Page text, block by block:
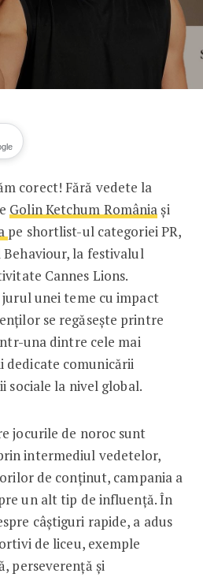
să jucăm corect!
corect! Fără vedete la
Golin Ketchum Româniași
pe shortlist-ul categoriei PR,
Behaviour, la festivalul
Cannes Lions.
unei teme cu impact
se regăsește printre
una dintre cele mai
comunicării
sociale la nivel global.
jocurile de noroc sunt
intermediul vedetelor,
de conținut, campania a
un alt tip de influență. În
câștiguri rapide, a adus
de liceu, exemple
perseverență și